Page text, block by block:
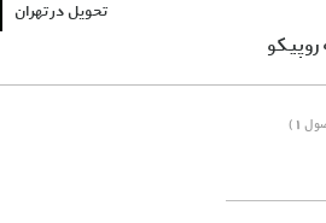
تحویل در تهران
روپیکو